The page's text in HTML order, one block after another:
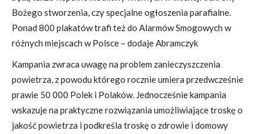
Bożego stworzenia, czy specjalne ogłoszenia parafialne.
Ponad 800 plakatów trafi też do Alarmów Smogowych w
różnych miejscach w Polsce – dodaje Abramczyk
Kampania zwraca uwagę na problem zanieczyszczenia
powietrza, z powodu którego rocznie umiera przedwcześnie
prawie 50 000 Polek i Polaków. Jednocześnie kampania
wskazuje na praktyczne rozwiązania umożliwiające troskę o
jakość powietrza i podkreśla troskę o zdrowie i domowy